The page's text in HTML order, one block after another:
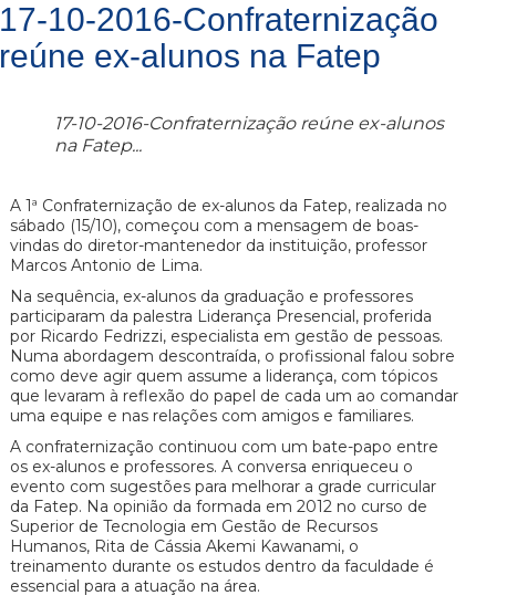
17-10-2016-Confraternização
reúne ex-alunos na Fatep
17-10-2016-Confraternização reúne ex-alunos
na Fatep...
A 1ª Confraternização de ex-alunos da Fatep, realizada no
sábado (15/10), começou com a mensagem de boas-
vindas do diretor-mantenedor da instituição, professor
Marcos Antonio de Lima.
Na sequência, ex-alunos da graduação e professores
participaram da palestra Liderança Presencial, proferida
por Ricardo Fedrizzi, especialista em gestão de pessoas.
Numa abordagem descontraída, o profissional falou sobre
como deve agir quem assume a liderança, com tópicos
que levaram à reflexão do papel de cada um ao comandar
uma equipe e nas relações com amigos e familiares.
A confraternização continuou com um bate-papo entre
os ex-alunos e professores. A conversa enriqueceu o
evento com sugestões para melhorar a grade curricular
da Fatep. Na opinião da formada em 2012 no curso de
Superior de Tecnologia em Gestão de Recursos
Humanos, Rita de Cássia Akemi Kawanami, o
treinamento durante os estudos dentro da faculdade é
essencial para a atuação na área.